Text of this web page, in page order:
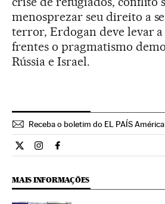
menosprezar seu direito a
terror, Erdogan deve levar a
frentes o pragmatismo
Rússia e Israel.
Receba o boletim do EL PAÍS América
Opiniao El País Brasil en Twitter
Opiniao El País Brasil en
Opiniao El País Brasil en
MAIS INFORMAÇÕES